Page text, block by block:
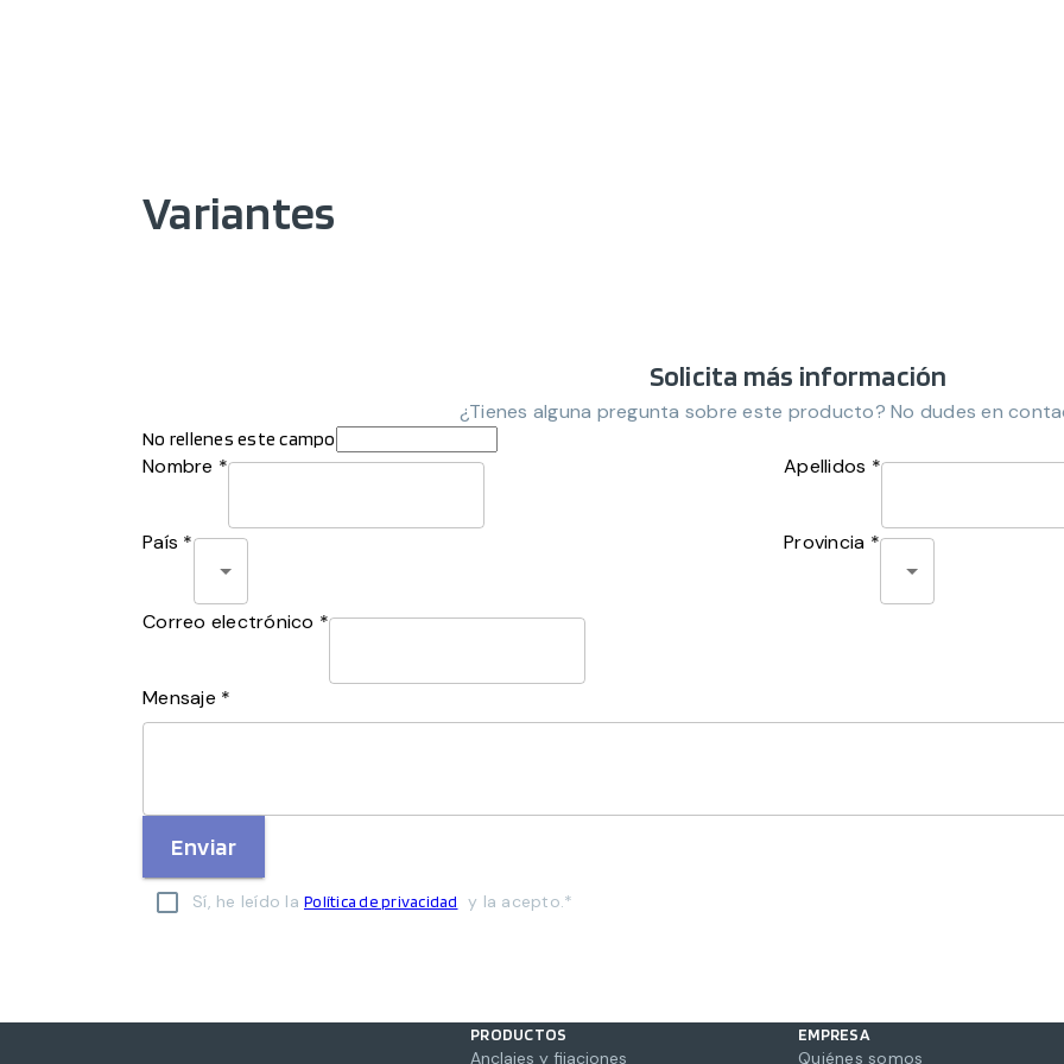
Variantes
Solicita más información
¿Tienes alguna pregunta sobre este producto? No dudes en
No rellenes este campo
Nombre * Apellidos *
País * Provincia *
Correo electrónico *
Mensaje *
Enviar
Sí, he leído la Política de privacidad y la acepto.*
PRODUCTOS
Anclajes y fijaciones
EMPRESA
Quiénes somos